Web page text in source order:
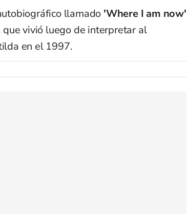
llamado 'Where I am now'
vivió luego de interpretar al
en el 1997.